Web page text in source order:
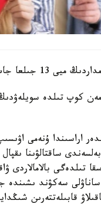
جاس كورىنەدى.
اراسىندا ۇنەمى
ساقتالۋىنا
تىلدەگى بالامالاردى
سەكۋند
قابىلەتتەرىن